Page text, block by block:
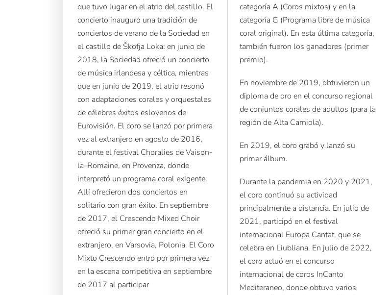
que tuvo lugar en el atrio del castillo. El
concierto inauguró una tradición de
conciertos de verano de la Sociedad en
el castillo de Škofja Loka: en junio de
2018, la Sociedad ofreció un concierto
de música irlandesa y céltica, mientras
que en junio de 2019, el atrio resonó
con adaptaciones corales y orquestales
de célebres éxitos eslovenos de
Eurovisión. El coro se lanzó por primera
vez al extranjero en agosto de 2016,
durante el festival Choralies de Vaison-
la-Romaine, en Provenza, donde
interpretó un programa coral exigente.
Allí ofrecieron dos conciertos en
solitario con gran éxito. En septiembre
de 2017, el Crescendo Mixed Choir
ofreció su primer gran concierto en el
extranjero, en Varsovia, Polonia. El Coro
Mixto Crescendo entró por primera vez
en la escena competitiva en septiembre
de 2017 al participar
categoría A (Coros mixtos) y en la
categoría G (Programa libre de música
coral original). En esta última categoría,
también fueron los ganadores (primer
premio).
En noviembre de 2019, obtuvieron un
diploma de oro en el concurso regional
de conjuntos corales de adultos (para la
región de Alta Carniola).
En 2019, el coro grabó y lanzó su
primer álbum.
Durante la pandemia en 2020 y 2021,
el coro continuó su actividad
principalmente a distancia. En julio de
2021, participó en el festival
internacional Europa Cantat, que se
celebra en Liubliana. En julio de 2022,
el coro actuó en el concurso
internacional de coros InCanto
Mediteraneo, donde obtuvo varios